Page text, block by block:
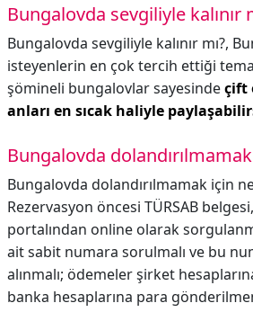
Bungalovda sevgiliyle kalınır
Bungalovda sevgiliyle kalınır mı?,
isteyenlerin en çok tercih ettiği
şömineli bungalovlar sayesindeçift
anları en sıcak haliyle
Bungalovda
Bungalovda dolandırılmamak için
Rezervasyon öncesi TÜRSAB
portalından online olarak
ait sabit numara sorulmalı ve bu
alınmalı; ödemeler şirket
banka hesaplarına para